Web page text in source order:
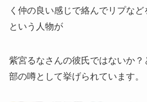
く 仲の良い感じで絡んでリプなど
という人物が
紫宮るなさんの彼氏ではないか？
部の噂として挙げられています。